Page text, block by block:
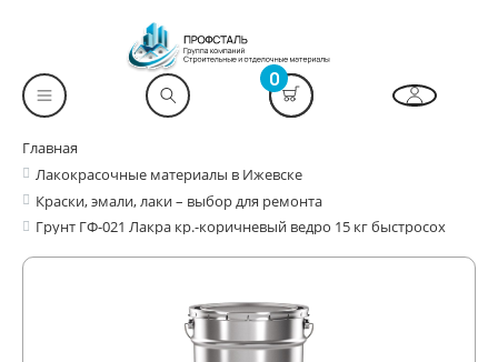
0
Главная
Лакокрасочные материалы в Ижевске
Краски, эмали, лаки – выбор для ремонта
Грунт ГФ-021 Лакра кр.-коричневый ведро 15 кг быстросох